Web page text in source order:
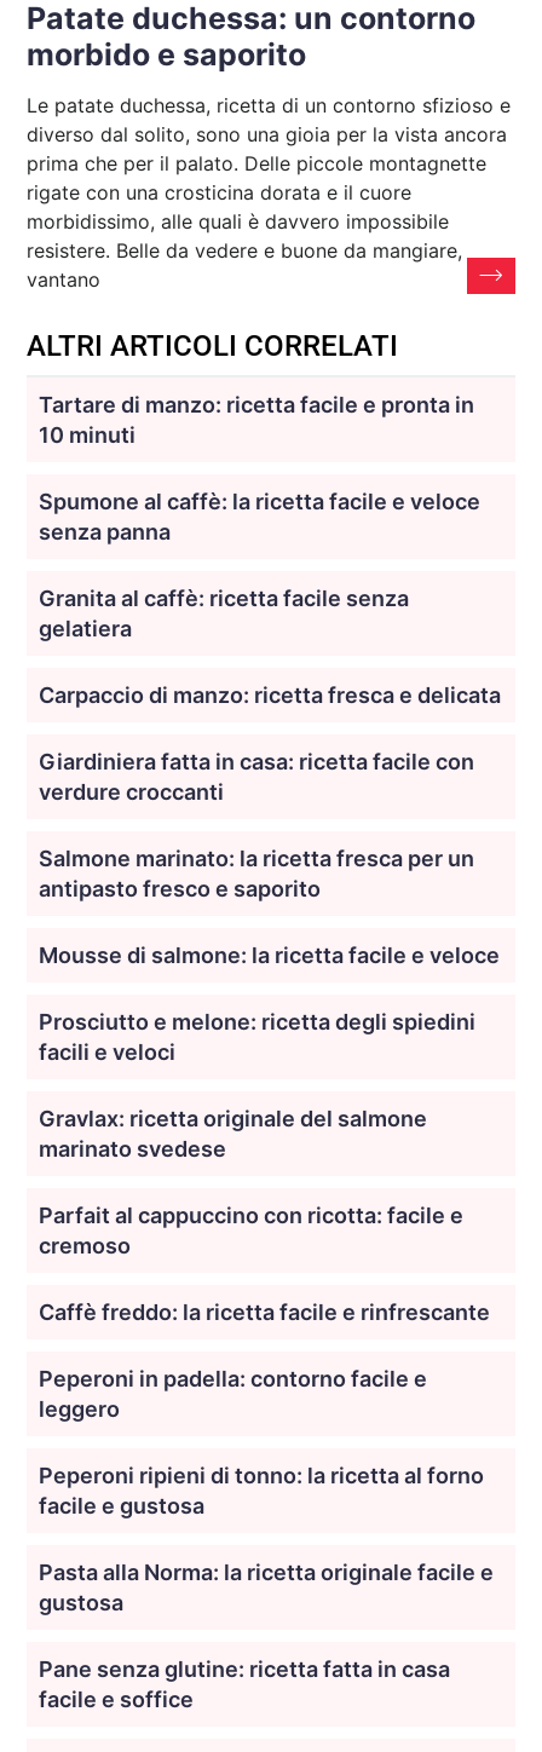
Patate duchessa: un contorno
morbido e saporito
Le patate duchessa, ricetta di un contorno sfizioso e
diverso dal solito, sono una gioia per la vista ancora
prima che per il palato. Delle piccole montagnette
rigate con una crosticina dorata e il cuore
morbidissimo, alle quali è davvero impossibile
resistere. Belle da vedere e buone da mangiare,
vantano
ALTRI ARTICOLI CORRELATI
Tartare di manzo: ricetta facile e pronta in
10 minuti
Spumone al caffè: la ricetta facile e veloce
senza panna
Granita al caffè: ricetta facile senza
gelatiera
Carpaccio di manzo: ricetta fresca e delicata
Giardiniera fatta in casa: ricetta facile con
verdure croccanti
Salmone marinato: la ricetta fresca per un
antipasto fresco e saporito
Mousse di salmone: la ricetta facile e veloce
Prosciutto e melone: ricetta degli spiedini
facili e veloci
Gravlax: ricetta originale del salmone
marinato svedese
Parfait al cappuccino con ricotta: facile e
cremoso
Caffè freddo: la ricetta facile e rinfrescante
Peperoni in padella: contorno facile e
leggero
Peperoni ripieni di tonno: la ricetta al forno
facile e gustosa
Pasta alla Norma: la ricetta originale facile e
gustosa
Pane senza glutine: ricetta fatta in casa
facile e soffice